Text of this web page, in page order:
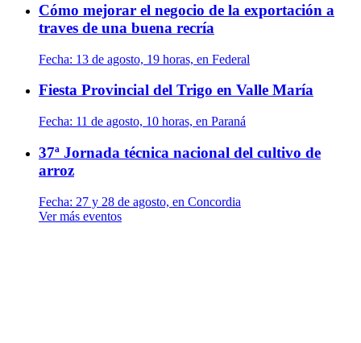
Cómo mejorar el negocio de la exportación a
traves de una buena recría
Fecha: 13 de agosto, 19 horas, en Federal
Fiesta Provincial del Trigo en Valle María
Fecha: 11 de agosto, 10 horas, en Paraná
37ª Jornada técnica nacional del cultivo de
arroz
Fecha: 27 y 28 de agosto, en Concordia
Ver más eventos